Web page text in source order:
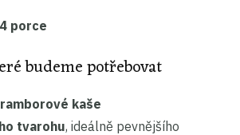
porce
budeme potřebovat
kaše
tvarohu, ideálně pevnějšího